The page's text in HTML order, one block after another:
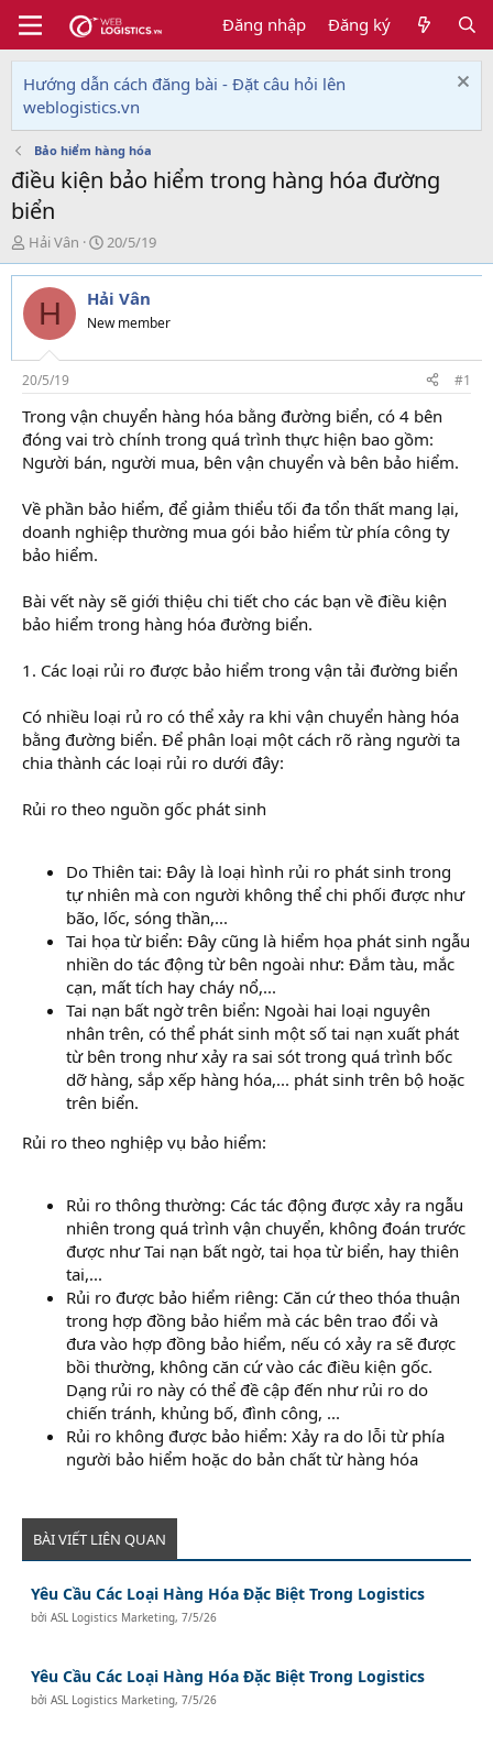
Đăng nhập Đăng ký
Hướng dẫn cách đăng bài - Đặt câu hỏi lên
weblogistics.vn
Bảo hiểm hàng hóa
điều kiện bảo hiểm trong hàng hóa đường
biển
T
h
r
e
d
s
t
a
r
t
e
Hải Vân
N
g
à
y
g
i
20/5/19
H Hải Vân
New member
20/5/19 #1
Trong vận chuyển hàng hóa bằng đường biển, có 4 bên
đóng vai trò chính trong quá trình thực hiện bao gồm:
Người bán, người mua, bên vận chuyển và bên bảo hiểm.
Về phần bảo hiểm, để giảm thiểu tối đa tổn thất mang lại,
doanh nghiệp thường mua gói bảo hiểm từ phía công ty
bảo hiểm.
Bài vết này sẽ giới thiệu chi tiết cho các bạn về điều kiện
bảo hiểm trong hàng hóa đường biển.
1. Các loại rủi ro được bảo hiểm trong vận tải đường biển
Có nhiều loại rủ ro có thể xảy ra khi vận chuyển hàng hóa
bằng đường biển. Để phân loại một cách rõ ràng người ta
chia thành các loại rủi ro dưới đây:
Rủi ro theo nguồn gốc phát sinh
Do Thiên tai: Đây là loại hình rủi ro phát sinh trong
tự nhiên mà con người không thể chi phối được như
bão, lốc, sóng thần,...
Tai họa từ biển: Đây cũng là hiểm họa phát sinh ngẫu
nhiền do tác động từ bên ngoài như: Đắm tàu, mắc
cạn, mất tích hay cháy nổ,...
Tai nạn bất ngờ trên biển: Ngoài hai loại nguyên
nhân trên, có thể phát sinh một số tai nạn xuất phát
từ bên trong như xảy ra sai sót trong quá trình bốc
dỡ hàng, sắp xếp hàng hóa,... phát sinh trên bộ hoặc
trên biển.
Rủi ro theo nghiệp vụ bảo hiểm:
Rủi ro thông thường: Các tác động được xảy ra ngẫu
nhiên trong quá trình vận chuyển, không đoán trước
được như Tai nạn bất ngờ, tai họa từ biển, hay thiên
tai,...
Rủi ro được bảo hiểm riêng: Căn cứ theo thóa thuận
trong hợp đồng bảo hiểm mà các bên trao đổi và
đưa vào hợp đồng bảo hiểm, nếu có xảy ra sẽ được
bồi thường, không căn cứ vào các điều kiện gốc.
Dạng rủi ro này có thể đề cập đến như rủi ro do
chiến tránh, khủng bố, đình công, ...
Rủi ro không được bảo hiểm: Xảy ra do lỗi từ phía
người bảo hiểm hoặc do bản chất từ hàng hóa
BÀI VIẾT LIÊN QUAN
Yêu Cầu Các Loại Hàng Hóa Đặc Biệt Trong Logistics
bởiASL Logistics Marketing,7/5/26
Yêu Cầu Các Loại Hàng Hóa Đặc Biệt Trong Logistics
bởiASL Logistics Marketing,7/5/26